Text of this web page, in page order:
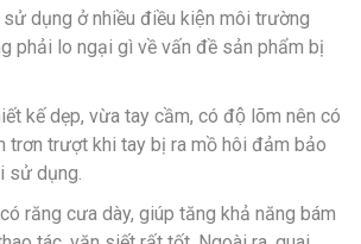
dụng ở nhiều điều kiện môi trường
phải lo ngại gì về vấn đề sản phẩm bị
kế dẹp, vừa tay cầm, có độ lõm nên có
trơn trượt khi tay bị ra mồ hôi đảm bảo
sử dụng.
răng cưa dày, giúp tăng khả năng bám